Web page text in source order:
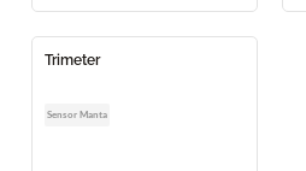
Trimeter
Sensor Manta